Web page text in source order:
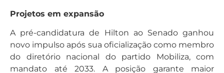
Projetos em expansão
A pré-candidatura de Hilton ao Senado ganhou
novo impulso após sua oficialização como membro
do diretório nacional do partido Mobiliza, com
mandato até 2033. A posição garante maior